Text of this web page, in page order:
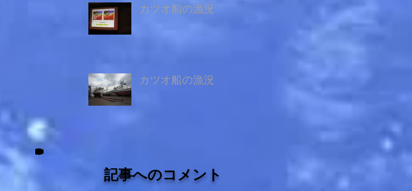
カツオ船の漁況
カツオ船の漁況
記事へのコメント